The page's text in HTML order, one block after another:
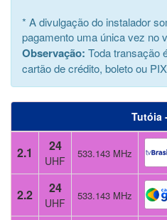
* A divulgação do instalador
pagamento uma única vez no
Observação: Toda transação
cartão de crédito, boleto ou
Tutóia
2.1 24
UHF
533.143 MHz
2.2 24
UHF
533.143 MHz